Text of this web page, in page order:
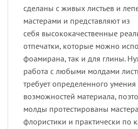
сделаны с живых листьев и
мастерами и представляют из
себя высококачественные
отпечатки, которые можно
фоамирана, так и для глины.
работа с любыми молдами
требует определенного
возможностей материала,
молды протестированы
флористики и практически по